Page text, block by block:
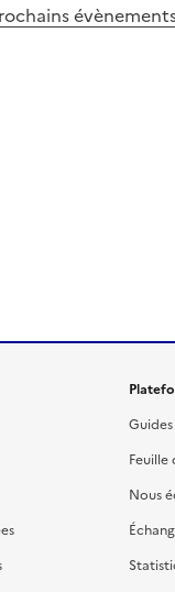
Guides
Nous